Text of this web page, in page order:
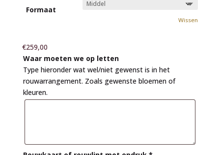
Formaat
Wissen
€259,00
Waar moeten we op letten
Type hieronder wat wel/niet gewenst is in het
rouwarrangement. Zoals gewenste bloemen of
kleuren.